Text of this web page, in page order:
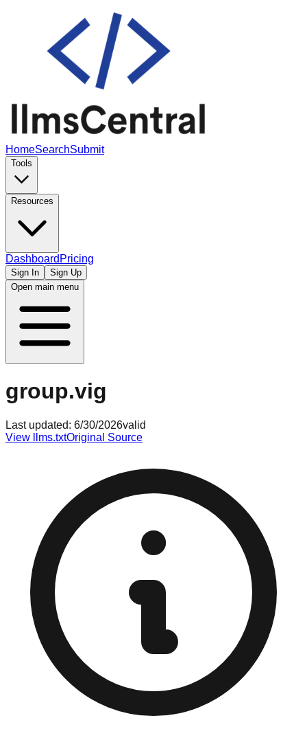
HomeSearchSubmit
Tools
Resources
Dashboard Pricing
Sign In
Sign Up
Open main menu
group.vig
Last updated: 6/30/2026valid
View llms.txtOriginal Source